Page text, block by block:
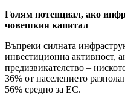
Голям потенциал, ако
човешкия капитал
Въпреки силната
инвестиционна активност,
предизвикателство –
36% от населението
56% средно за ЕС.